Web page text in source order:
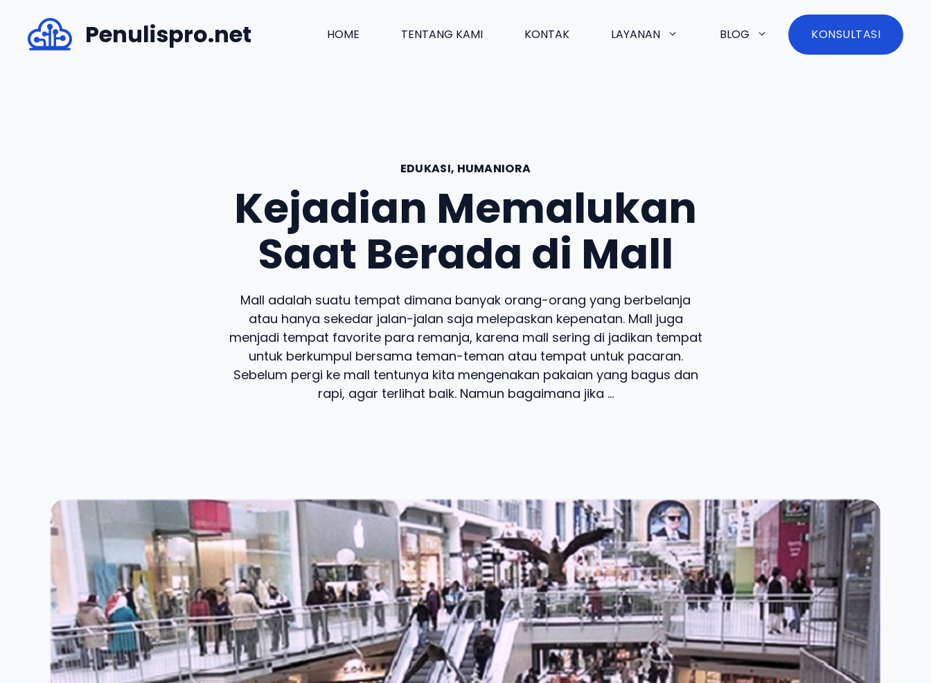
content
Penulispro.net HOME TENTANG KAMI KONTAK LAYANAN BLOG KONSULTASI
EDUKASI, HUMANIORA
Kejadian Memalukan
Saat Berada di Mall
Mall adalah suatu tempat dimana banyak orang-orang yang berbelanja
atau hanya sekedar jalan-jalan saja melepaskan kepenatan. Mall juga
menjadi tempat favorite para remanja, karena mall sering di jadikan tempat
untuk berkumpul bersama teman-teman atau tempat untuk pacaran.
Sebelum pergi ke mall tentunya kita mengenakan pakaian yang bagus dan
rapi, agar terlihat baik. Namun bagaimana jika ...